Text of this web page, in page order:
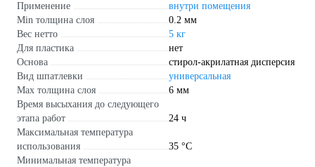
Применение
внутри помещения
Min толщина слоя
0.2 мм
Вес нетто
5 кг
Для пластика
нет
Основа
стирол-акрилатная дисперсия
Вид шпатлевки
универсальная
Max толщина слоя
6 мм
Время высыхания до следующего
этапа работ
24 ч
Максимальная температура
использования
35 °С
Минимальная температура